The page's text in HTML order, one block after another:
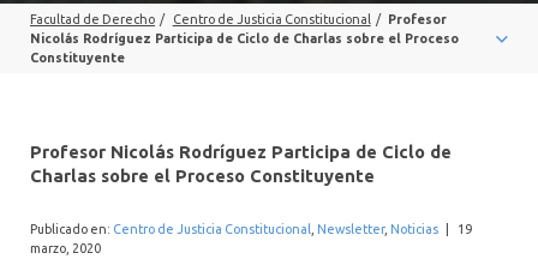
PROFESORES
INTERNACIONAL
Facultad de Derecho / Centro de Justicia Constitucional / Profesor
Nicolás Rodríguez Participa de Ciclo de Charlas sobre el Proceso
Constituyente
Profesor Nicolás Rodríguez Participa de Ciclo de
Charlas sobre el Proceso Constituyente
Publicado en: Centro de Justicia Constitucional Newsletter, Noticias
19
marzo, 2020